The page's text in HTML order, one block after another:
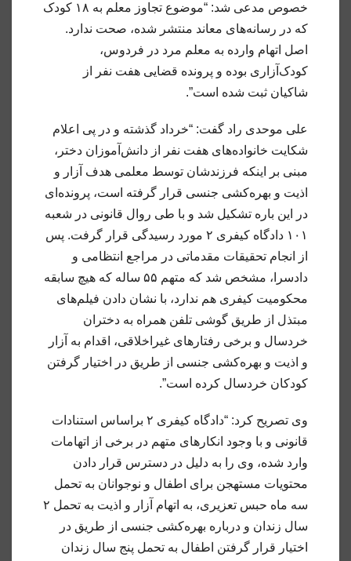
خصوص مدعی شد: “موضوع تجاوز معلم به ۱۸ کودک
که در رسانه‌های معاند منتشر شده، صحت ندارد.
اصل اتهام وارده به معلم مرد در فردوس،
کودک‌آزاری بوده و پرونده قضایی هفت نفر از
شاکیان ثبت شده است”.
علی موحدی‌ راد گفت: “خرداد گذشته و در پی اعلام
شکایت خانواده‌های هفت نفر از دانش‌آموزان دختر،
مبنی بر اینکه فرزندشان توسط معلمی هدف آزار و
اذیت و بهره‌کشی جنسی قرار گرفته است، پرونده‌ای
در این باره تشکیل شد و با طی روال قانونی در شعبه
۱۰۱ دادگاه کیفری ۲ مورد رسیدگی قرار گرفت. پس
از انجام تحقیقات مقدماتی در مراجع انتظامی و
دادسرا، مشخص شد که متهم ۵۵ ساله که هیچ سابقه
محکومیت کیفری هم ندارد، با نشان دادن فیلم‌های
مبتذل از طریق گوشی تلفن همراه به دختران
خردسال و برخی رفتارهای غیراخلاقی، اقدام به آزار
و اذیت و بهره‌کشی جنسی از طریق در اختیار گرفتن
کودکان خردسال کرده است”.
وی تصریح کرد: “دادگاه کیفری ۲ براساس استنادات
قانونی و با وجود انکارهای متهم در برخی از اتهامات
وارد شده، وی را به دلیل در دسترس قرار دادن
محتویات مستهجن برای اطفال و نوجوانان به تحمل
سه ماه حبس تعزیری، به اتهام آزار و اذیت به تحمل ۲
سال زندان و درباره بهره‌کشی جنسی از طریق در
اختیار قرار گرفتن اطفال به تحمل پنج سال زندان